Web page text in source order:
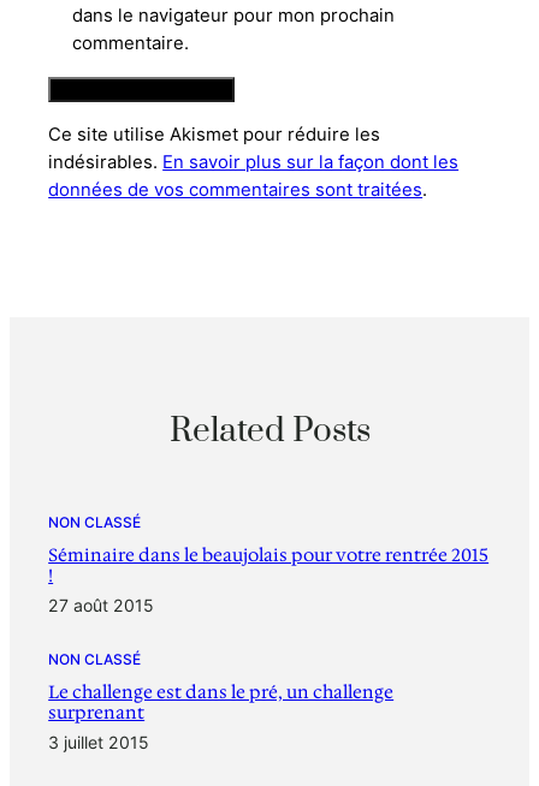
dans le navigateur pour mon prochain
commentaire.
Ce site utilise Akismet pour réduire les
indésirables. En savoir plus sur la façon dont les
données de vos commentaires sont traitées.
Related Posts
NON CLASSÉ
Séminaire dans le beaujolais pour votre rentrée 2015
!
27 août 2015
NON CLASSÉ
Le challenge est dans le pré, un challenge
surprenant
3 juillet 2015